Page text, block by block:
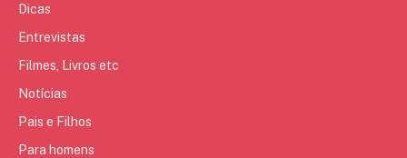
Dicas
Entrevistas
Filmes, Livros etc
Notícias
Pais e Filhos
Para homens